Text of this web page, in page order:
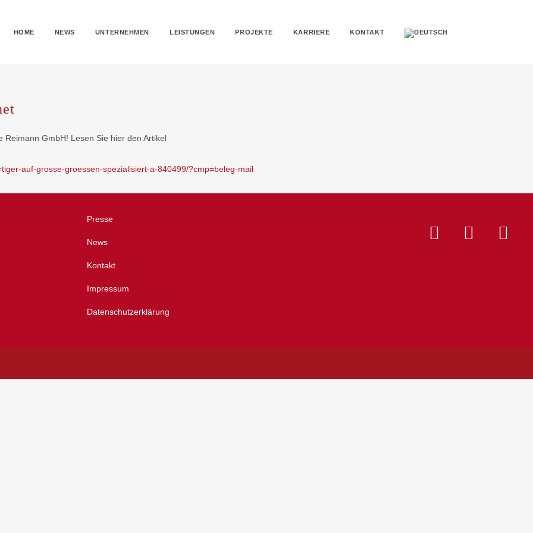
HOME NEWS UNTERNEHMEN LEISTUNGEN PROJEKTE KARRIERE KONTAKT
GmbH! Lesen Sie hier den Artikel
auf-grosse-groessen-spezialisiert-a-840499/?cmp=beleg-mail
Presse
News
Kontakt
Impressum
Datenschutzerklärung